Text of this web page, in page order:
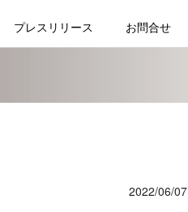
プレスリリース お問合せ
2022/06/07